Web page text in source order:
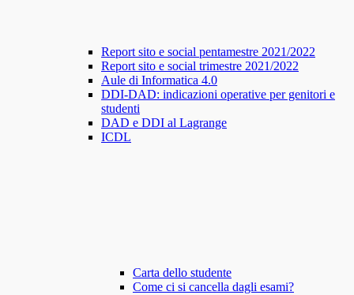
Report sito e social pentamestre 2021/2022
Report sito e social trimestre 2021/2022
Aule di Informatica 4.0
DDI-DAD: indicazioni operative per genitori e
studenti
DAD e DDI al Lagrange
ICDL
Carta dello studente
Come ci si cancella dagli esami?